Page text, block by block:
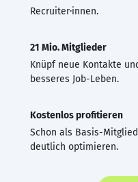
Recruiter·innen.
21 Mio. Mitglieder
Knüpf neue Kontakte
besseres Job-Leben.
Kostenlos profitieren
Schon als Basis-
deutlich optimieren.